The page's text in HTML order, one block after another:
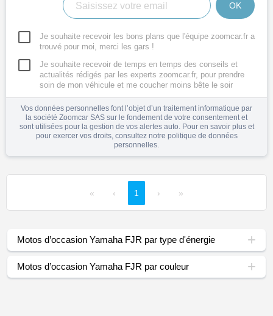
OK
Je souhaite recevoir les bons plans que l'équipe zoomcar.fr a
trouvé pour moi, merci les gars !
Je souhaite recevoir de temps en temps des conseils et
actualités rédigés par les experts zoomcar.fr, pour prendre
soin de mon véhicule et me coucher moins bête le soir
Vos données personnelles font l’objet d’un traitement informatique par
la société Zoomcar SAS sur le fondement de votre consentement et
sont utilisées pour la gestion de vos alertes auto. Pour en savoir plus et
pour exercer vos droits, consultez notre politique de données
personnelles.
« ‹ 1 › »
Motos d’occasion Yamaha FJR par type d'énergie
Motos d’occasion Yamaha FJR par couleur